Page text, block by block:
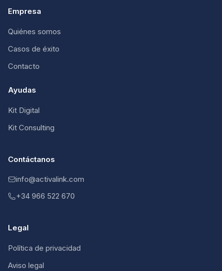
Empresa
Quiénes somos
Casos de éxito
Contacto
Ayudas
Kit Digital
Kit Consulting
Contáctanos
info@activalink.com
+34 966 522 670
Legal
Política de privacidad
Aviso legal